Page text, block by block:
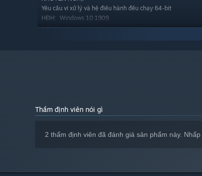
Yêu cầu vi xử lý và hệ điều hành đều chạy 64-bit
HĐH: Windows 10 1909
BỘ XỬ LÝ: intel i7 7700
Thẩm định viên nói gì
2 thẩm định viên đã đánh giá sản phẩm này. Nhấp